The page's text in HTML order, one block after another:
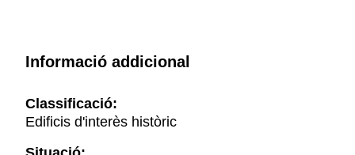
Informació addicional
Classificació:
Edificis d'interès històric